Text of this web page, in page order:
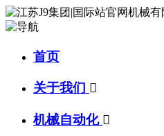
首页
关于我们 
机械自动化 